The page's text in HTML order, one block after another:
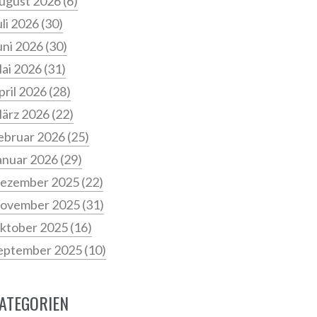
2026(30)
2026(30)
2026(31)
2026(28)
2026(22)
2026(25)
2026(29)
2025(22)
2025(31)
2025(16)
2025(10)